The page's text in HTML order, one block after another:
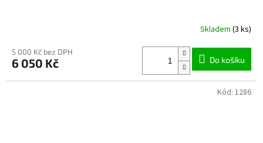
Skladem (3 ks)
5 000 Kč bez DPH
6 050 Kč Do košíku
Kód: 1286